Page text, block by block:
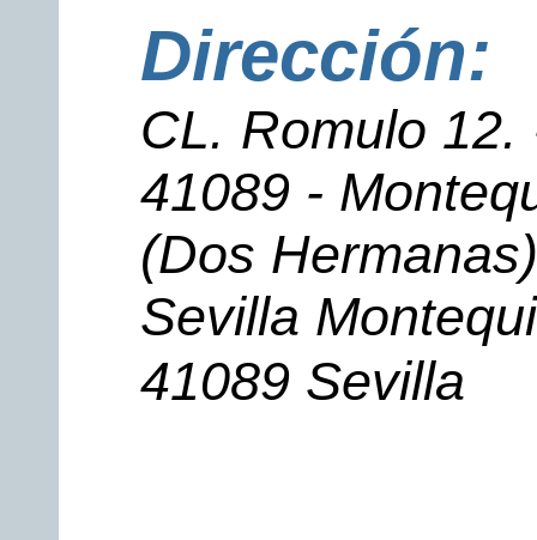
Dirección:
CL. Romulo 12.
41089 -
(Dos
Sevilla
41089 Sevilla